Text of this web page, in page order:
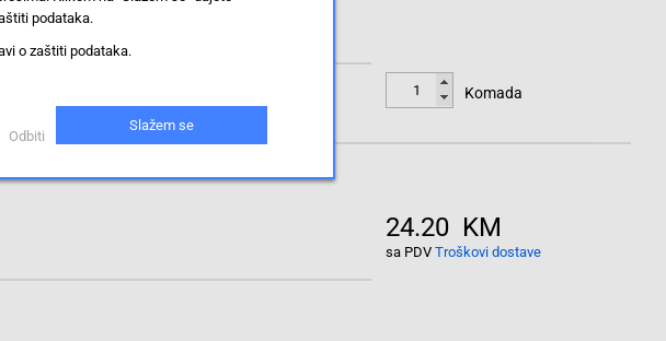
Komada
24.20 KM
sa PDV Troškovi dostave
podataka.
o zaštiti podataka.
Odbiti
Slažem se